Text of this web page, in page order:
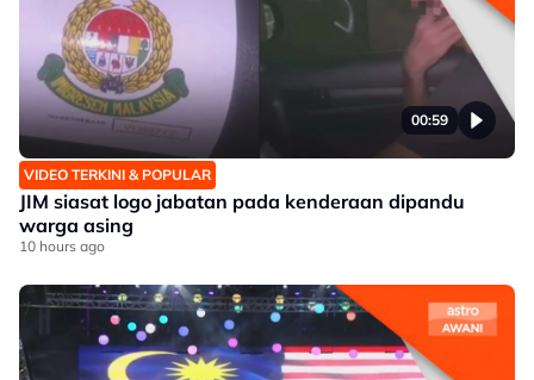
00:59
VIDEO TERKINI & POPULAR
JIM siasat logo jabatan pada kenderaan dipandu
warga asing
10 hours ago